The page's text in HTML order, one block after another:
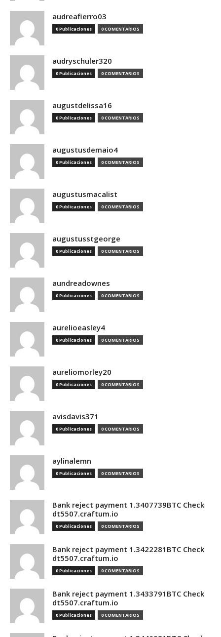
audreafierro03
0 Publicaciones 0 COMENTARIOS
audryschuler320
0 Publicaciones 0 COMENTARIOS
augustdelissa16
0 Publicaciones 0 COMENTARIOS
augustusdemaio4
0 Publicaciones 0 COMENTARIOS
augustusmacalist
0 Publicaciones 0 COMENTARIOS
augustusstgeorge
0 Publicaciones 0 COMENTARIOS
aundreadownes
0 Publicaciones 0 COMENTARIOS
aurelioeasley4
0 Publicaciones 0 COMENTARIOS
aureliomorley20
0 Publicaciones 0 COMENTARIOS
avisdavis371
0 Publicaciones 0 COMENTARIOS
aylinalemn
0 Publicaciones 0 COMENTARIOS
Bank reject payment 1.3407739BTC Check
dt5507.craftum.io
0 Publicaciones 0 COMENTARIOS
Bank reject payment 1.3422281BTC Check
dt5507.craftum.io
0 Publicaciones 0 COMENTARIOS
Bank reject payment 1.3433791BTC Check
dt5507.craftum.io
0 Publicaciones 0 COMENTARIOS